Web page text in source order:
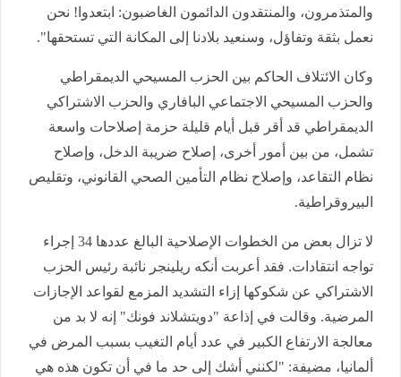
والمتذمرون، والمنتقدون الدائمون الغاضبون: ابتعدوا! نحن
نعمل بثقة وتفاؤل، وسنعيد بلادنا إلى المكانة التي تستحقها".
وكان الائتلاف الحاكم بين الحزب المسيحي الديمقراطي
والحزب المسيحي الاجتماعي البافاري والحزب الاشتراكي
الديمقراطي قد أقر قبل أيام قليلة حزمة إصلاحات واسعة
تشمل، من بين أمور أخرى، إصلاح ضريبة الدخل، وإصلاح
نظام التقاعد، وإصلاح نظام التأمين الصحي القانوني، وتقليص
البيروقراطية.
لا تزال بعض من الخطوات الإصلاحية البالغ عددها 34 إجراء
تواجه انتقادات. فقد أعربت أنكه ريلينجر نائبة رئيس الحزب
الاشتراكي عن شكوكها إزاء التشديد المزمع لقواعد الإجازات
المرضية. وقالت في إذاعة "دويتشلاند فونك" إنه لا بد من
معالجة الارتفاع الكبير في عدد أيام التغيب بسبب المرض في
ألمانيا، مضيفة: "لكنني أشك إلى حد ما في أن تكون هذه هي